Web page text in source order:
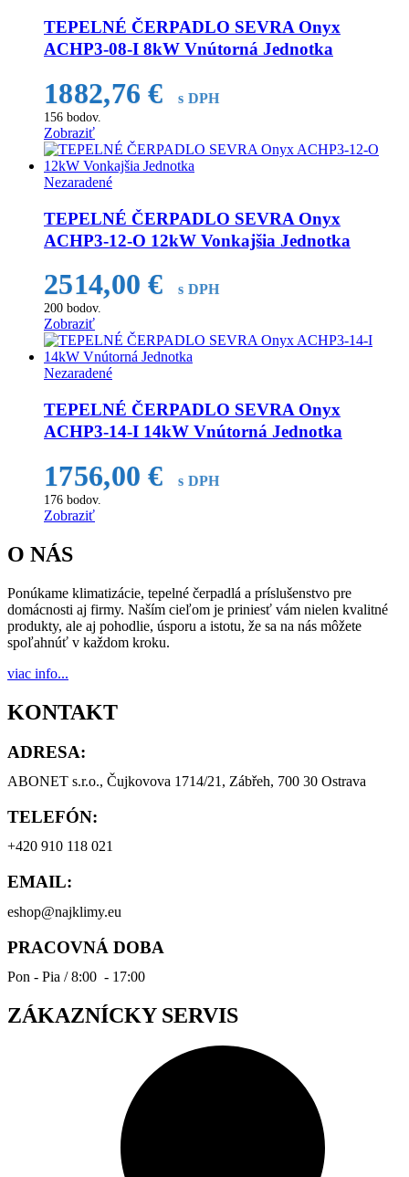
TEPELNÉ ČERPADLO SEVRA Onyx
ACHP3-08-I 8kW Vnútorná Jednotka
1882,76€ s DPH
156 bodov.
Zobraziť
Nezaradené
TEPELNÉ ČERPADLO SEVRA Onyx
ACHP3-12-O 12kW Vonkajšia Jednotka
2514,00€ s DPH
200 bodov.
Zobraziť
Nezaradené
TEPELNÉ ČERPADLO SEVRA Onyx
ACHP3-14-I 14kW Vnútorná Jednotka
1756,00€ s DPH
176 bodov.
Zobraziť
O NÁS
Ponúkame klimatizácie, tepelné čerpadlá a príslušenstvo pre
domácnosti aj firmy. Naším cieľom je priniesť vám nielen kvalitné
produkty, ale aj pohodlie, úsporu a istotu, že sa na nás môžete
spoľahnúť v každom kroku.
viac info...
KONTAKT
ADRESA:
ABONET s.r.o., Čujkovova 1714/21, Zábřeh, 700 30 Ostrava
TELEFÓN:
+420 910 118 021
EMAIL:
eshop@najklimy.eu
PRACOVNÁ DOBA
Pon - Pia / 8:00 - 17:00
ZÁKAZNÍCKY SERVIS